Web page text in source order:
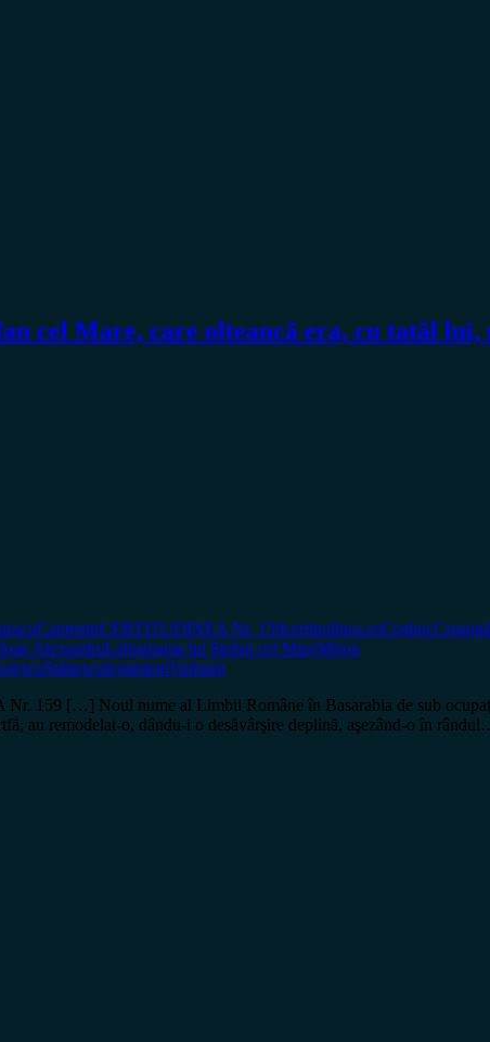
cel Mare, care olteancă era, cu tatăl lui,
CantemirCERTITUDINEA Nr. 159certitudinea.roCoşbucCreangă
Ioan AlexandruLabişmama lui Ştefan cel MareMiron
StănescutestamentVarlaam
159 […] Noul nume al Limbii Române în Basarabia de sub
au remodelat-o, dându-i o desăvârşire deplină, aşezând-o în